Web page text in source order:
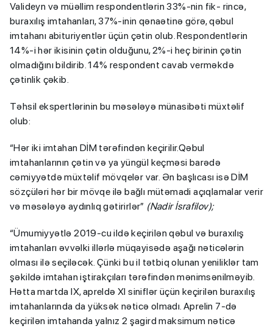
Valideyn və müəllim respondentlərin 33%-nin fik- rincə,
buraxılış imtahanları, 37%-inin qənaətinə görə, qəbul
imtahanı abituriyentlər üçün çətin olub. Respondentlərin
14%-i hər ikisinin çətin olduğunu, 2%-i heç birinin çətin
olmadığını bildirib. 14% respondent cavab verməkdə
çətinlik çəkib.
Təhsil ekspertlərinin bu məsələyə münasibəti müxtəlif
olub:
“Hər iki imtahan DİM tərəfindən keçirilir.Qəbul
imtahanlarının çətin və ya yüngül keçməsi barədə
cəmiyyətdə müxtəlif mövqelər var. Ən başlıcası isə DİM
sözçüləri hər bir mövqe ilə bağlı mütəmadi açıqlamalar verir
və məsələyə aydınlıq gətirirlər” (Nadir İsrafilov);
“Ümumiyyətlə 2019-cu ildə keçirilən qəbul və buraxılış
imtahanları əvvəlki illərlə müqayisədə aşağı nəticələrin
olması ilə seçiləcək. Çünki bu il tətbiq olunan yeniliklər tam
şəkildə imtahan iştirakçıları tərəfindən mənimsənilməyib.
Hətta martda IX, apreldə XI siniflər üçün keçirilən buraxılış
imtahanlarında da yüksək nəticə olmadı. Aprelin 7-də
keçirilən imtahanda yalnız 2 şagird maksimum nəticə